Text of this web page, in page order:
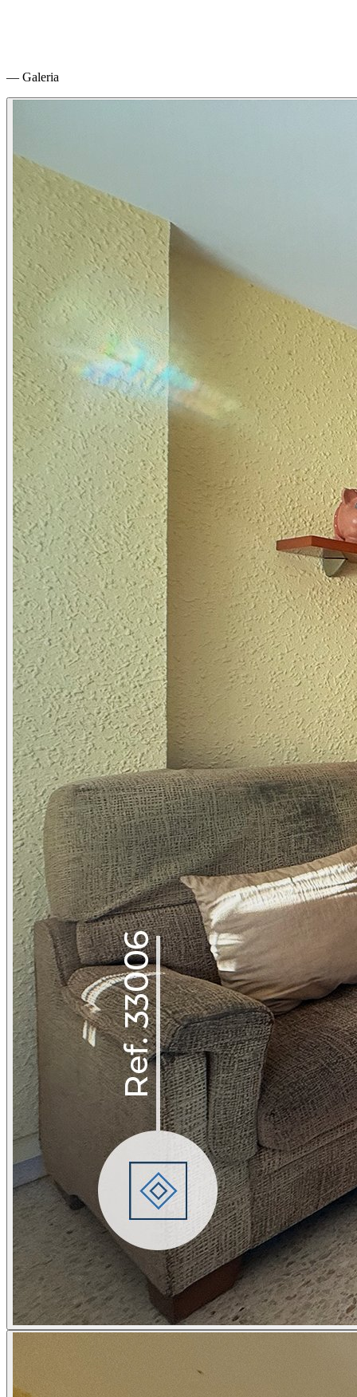
— Galeria